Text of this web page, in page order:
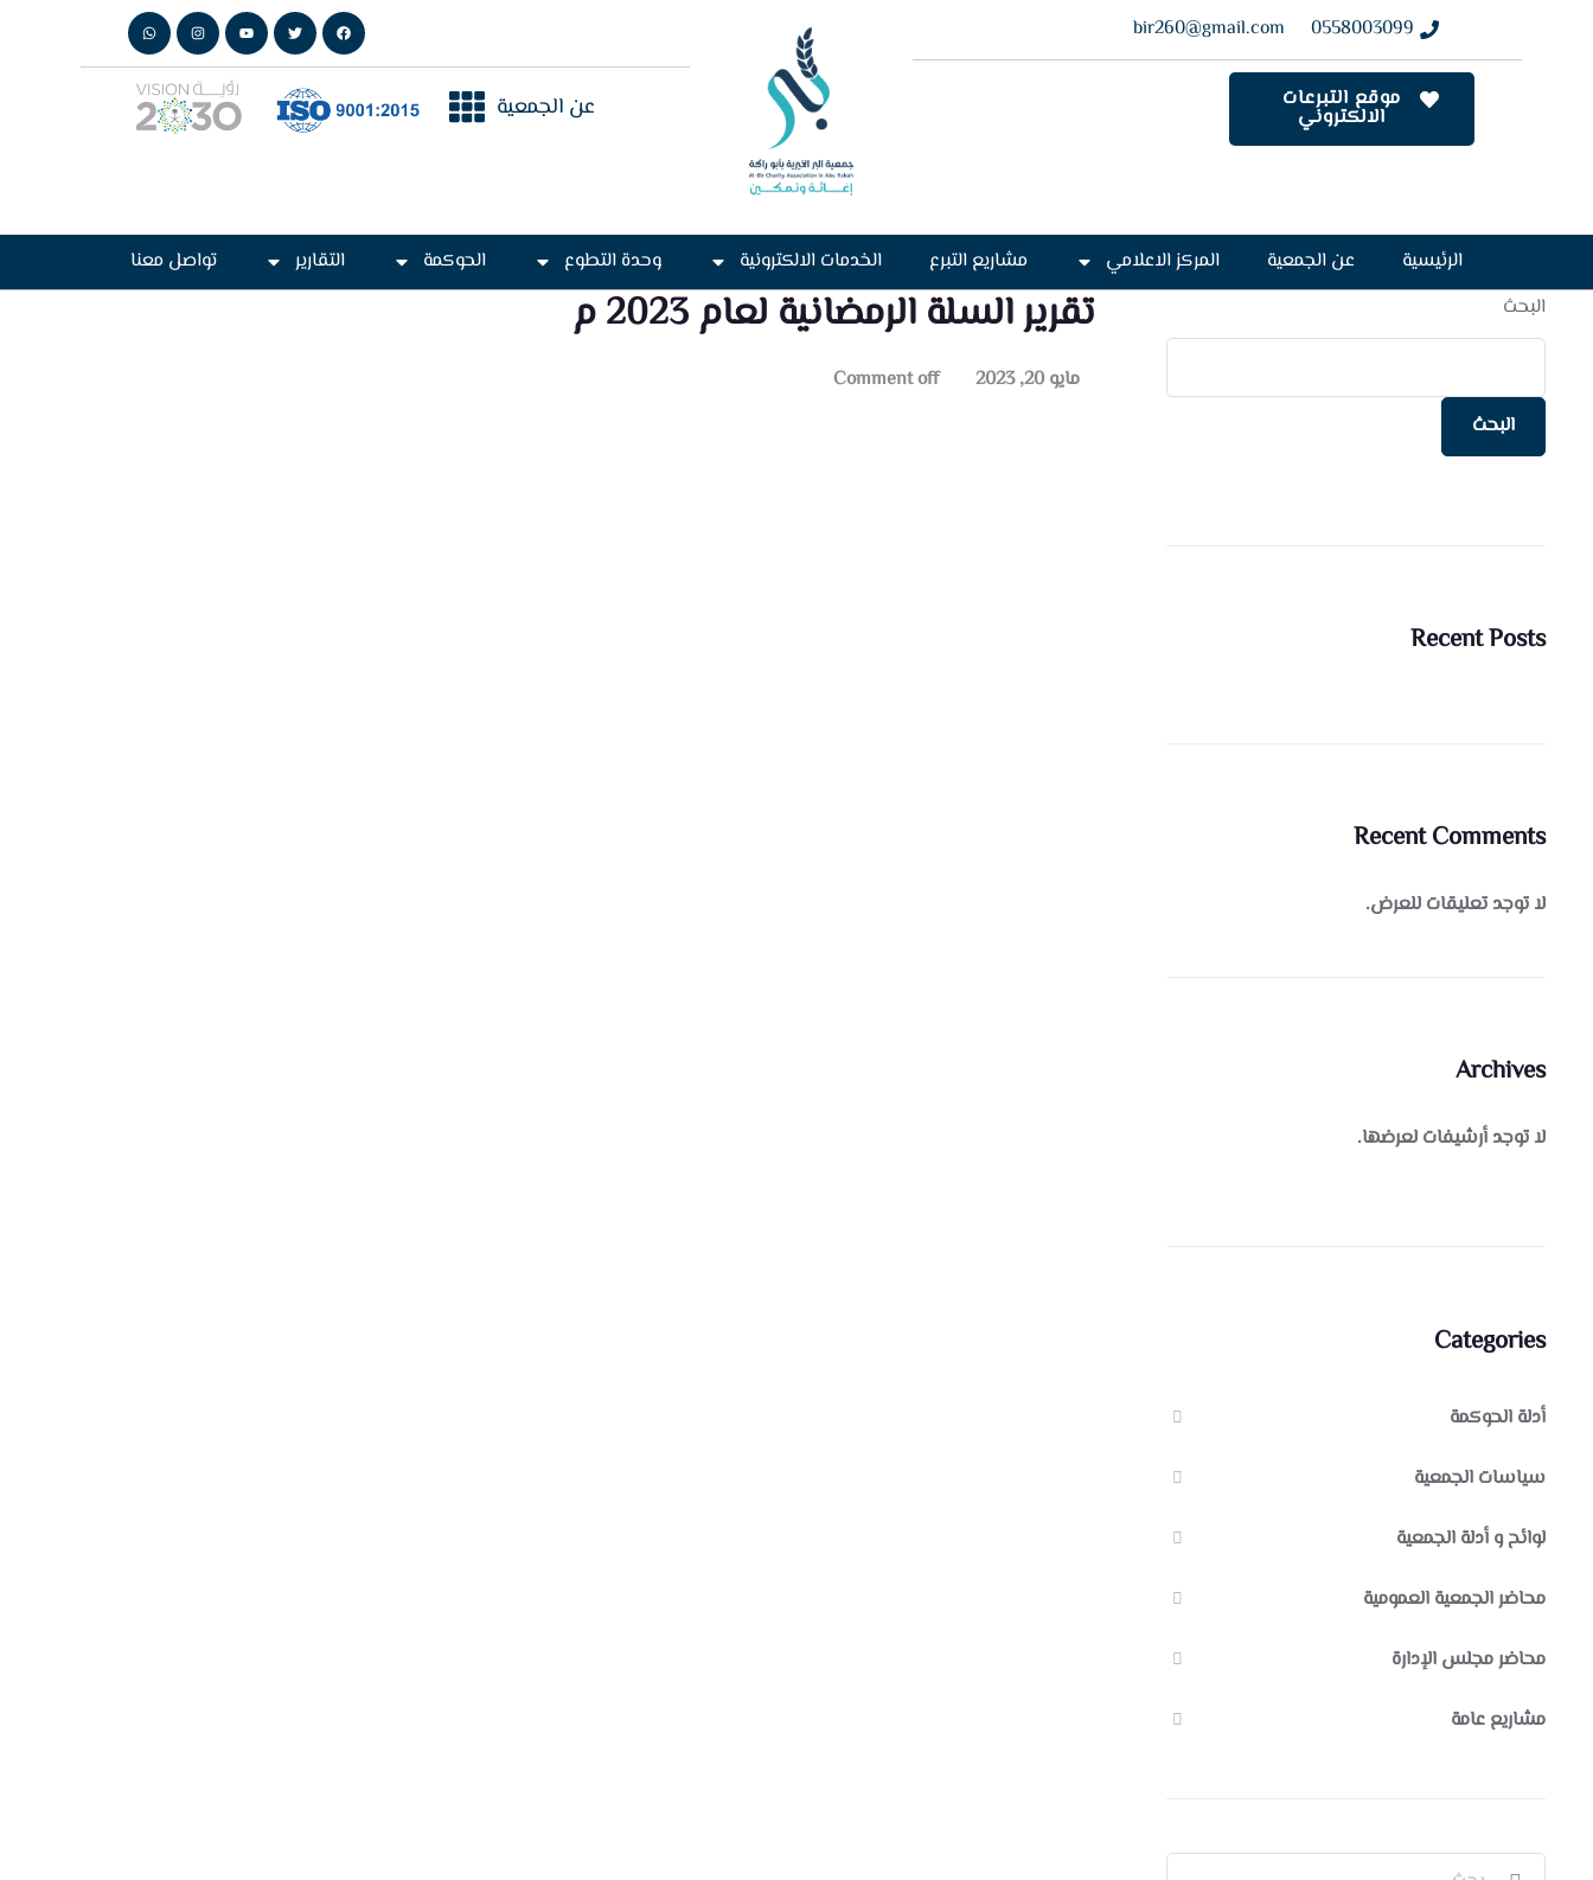
0558003099
bir260@gmail.com
موقع التبرعات
الالكتروني عن الجمعية
الرئيسية عن الجمعية المركز الاعلامي مشاريع التبرع الخدمات الالكترونية وحدة التطوع الحوكمة التقارير تواصل معنا
تقرير السلة الرمضانية لعام 2023 م
مايو 20, 2023 Comment off
البحث
البحث
Recent Posts
Recent Comments
لا توجد تعليقات للعرض.
Archives
لا توجد أرشيفات لعرضها.
Categories
أدلة الحوكمة
سياسات الجمعية
لوائح و أدلة الجمعية
محاضر الجمعية العمومية
محاضر مجلس الإدارة
مشاريع عامة